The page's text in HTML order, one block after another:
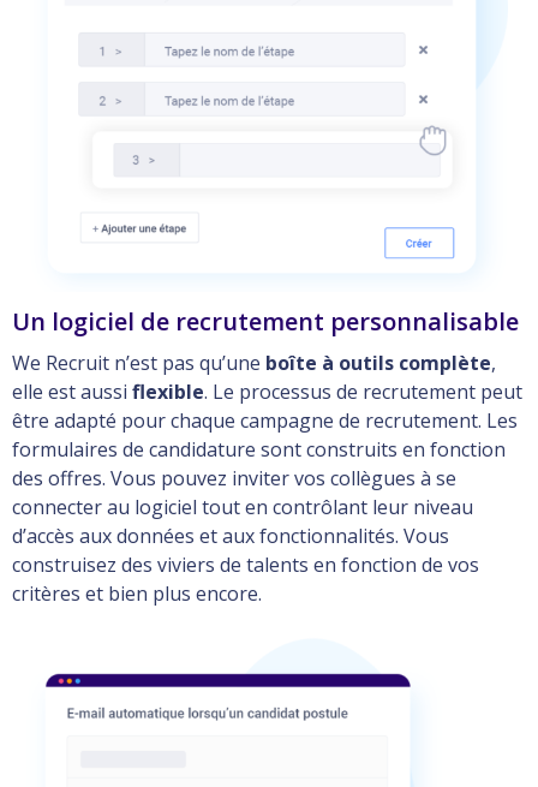
Un logiciel de recrutement personnalisable
We Recruit n’est pas qu’une boîte à outils complète,
elle est aussi flexible. Le processus de recrutement peut
être adapté pour chaque campagne de recrutement. Les
formulaires de candidature sont construits en fonction
des offres. Vous pouvez inviter vos collègues à se
connecter au logiciel tout en contrôlant leur niveau
d’accès aux données et aux fonctionnalités. Vous
construisez des viviers de talents en fonction de vos
critères et bien plus encore.